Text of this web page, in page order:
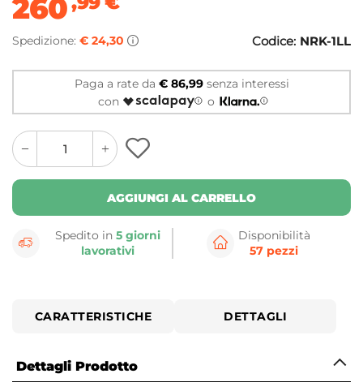
260
Spedizione: € 24,30 Codice: NRK-1LL
Paga a rate da € 86,99senza interessi
con
o
quantity
button
quantity
minus
button
AGGIUNGI AL CARRELLO
Spedito in5 giorni
lavorativi
Disponibilità
57 pezzi
CARATTERISTICHE DETTAGLI
Dettagli Prodotto